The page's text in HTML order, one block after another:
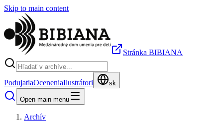
Skip to main content
Stránka BIBIANA
PodujatiaOceneniaIlustrátori sk
Open main menu
Archív